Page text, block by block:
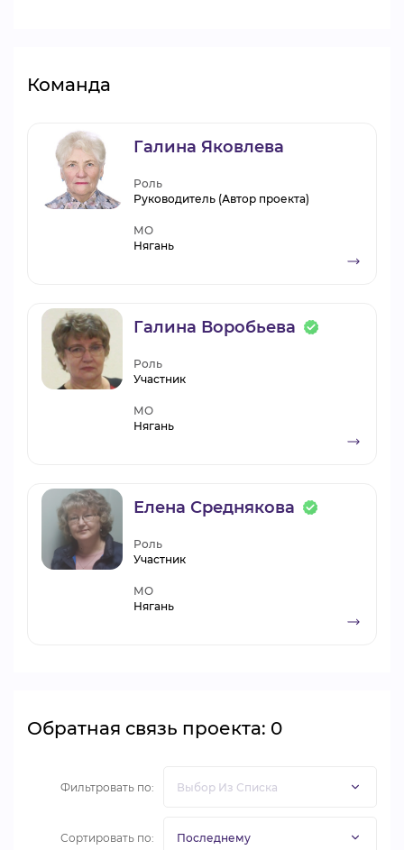
Команда
Галина Яковлева
Роль
Руководитель (Автор проекта)
МО
Нягань
Галина Воробьева
Роль
Участник
МО
Нягань
Елена Среднякова
Роль
Участник
МО
Нягань
Обратная связь проекта: 0
Фильтровать по:
Сортировать по: